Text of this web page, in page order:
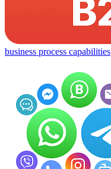
business process capabilities